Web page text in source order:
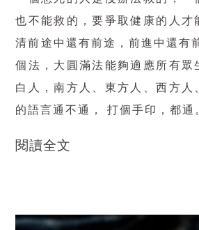
也不能救的，要爭取健康的人才
清前途中還有前途，前進中還有
個法，大圓滿法能夠適應所有眾
白人，南方人、東方人、西方人
的語言通不通， 打個手印，都通
閱讀全文